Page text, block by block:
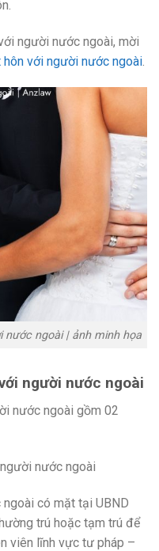
người nước ngoài, mời
với người nước ngoài
nước ngoài | ảnh minh họa
người nước ngoài
nước ngoài gồm 02
nước ngoài
có mặt tại UBND
trú hoặc tạm trú để
viên lĩnh vực tư pháp –